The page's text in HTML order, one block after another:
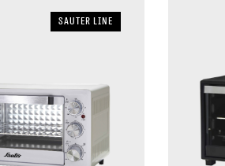
sauter LINE